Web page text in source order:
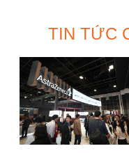
TIN TỨC